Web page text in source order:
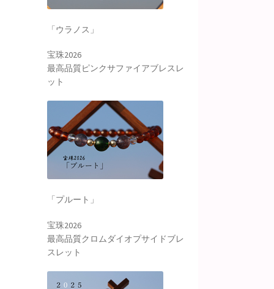
「ウラノス」
宝珠2026
最高品質ピンクサファイアブレスレ
ット
「プルート」
宝珠2026
最高品質クロムダイオプサイドブレ
スレット